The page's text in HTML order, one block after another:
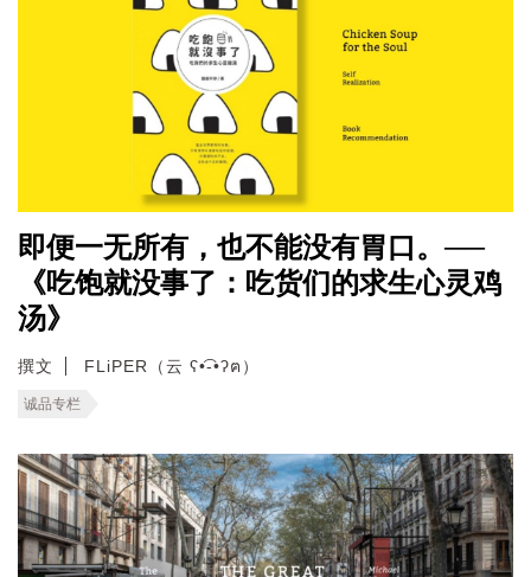
即便一无所有，也不能没有胃口。──
《吃饱就没事了：吃货们的求生心灵鸡
汤》
撰文 FLiPER（云 ʕ•͡-•ʔฅ）
诚品专栏